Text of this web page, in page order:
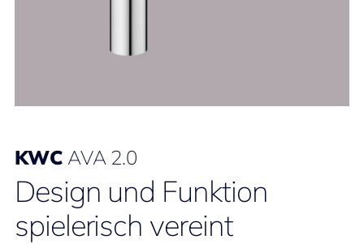
KWC AVA 2.0
Design und Funktion
spielerisch vereint